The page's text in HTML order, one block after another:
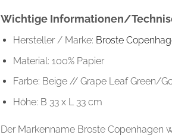
Wichtige Informationen/
Hersteller / Marke: Broste
Material: 100% Papier
Farbe: Beige // Grape Leaf Green/
Höhe: B 33 x L 33 cm
Der Markenname Broste Copenhagen